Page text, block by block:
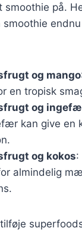
smoothie på.
og mango
en tropisk
og
kan give en
og kokos:
almindelig